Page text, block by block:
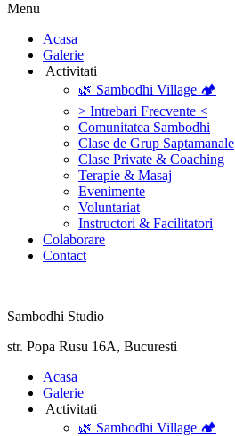
Menu
‎Acasa
Galerie
‎ ‎Activitati‎
🌿 Sambodhi Village 🏕️
> Intrebari Frecvente <
Comunitatea Sambodhi
Clase de Grup Saptamanale
Clase Private & Coaching
Terapie & Masaj
‎Evenimente
Voluntariat
‏‏‎Instructori & Facilitatori
Colaborare
Contact
Sambodhi Studio
str. Popa Rusu 16A, Bucuresti
‎Acasa
Galerie
‎ ‎Activitati‎
🌿 Sambodhi Village 🏕️